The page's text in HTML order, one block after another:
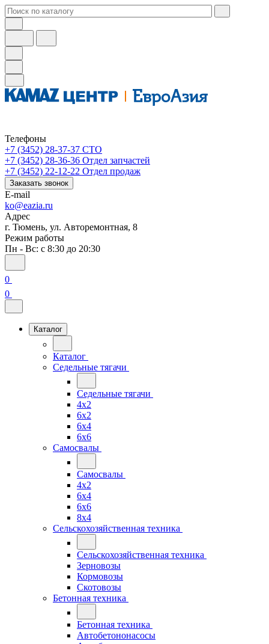
Телефоны
+7 (3452) 28-37-37 СТО
+7 (3452) 28-36-36 Отдел запчастей
+7 (3452) 22-12-22 Отдел продаж
Заказать звонок
E-mail
ko@eazia.ru
Адрес
г. Тюмень, ул. Авторемонтная, 8
Режим работы
Пн - Вс: с 8:30 до 20:30
0
0
Каталог
Каталог
Седельные тягачи
Седельные тягачи
4x2
6x2
6x4
6x6
Самосвалы
Самосвалы
4x2
6x4
6x6
8x4
Сельскохозяйственная техника
Сельскохозяйственная техника
Зерновозы
Кормовозы
Скотовозы
Бетонная техника
Бетонная техника
Автобетононасосы